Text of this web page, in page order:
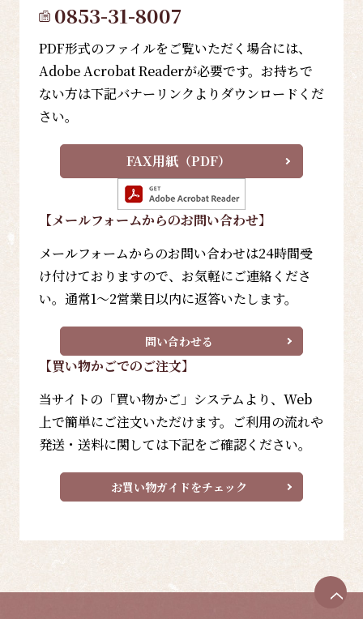
0853-31-8007
PDF形式のファイルをご覧いただく場合には、
Adobe Acrobat Readerが必要です。お持ちで
ない方は下記バナーリンクよりダウンロードくだ
さい。
FAX用紙（PDF）
【メールフォームからのお問い合わせ】
メールフォームからのお問い合わせは24時間受
け付けておりますので、お気軽にご連絡くださ
い。通常1～2営業日以内に返答いたします。
問い合わせる
【買い物かごでのご注文】
当サイトの「買い物かご」システムより、Web
上で簡単にご注文いただけます。ご利用の流れや
発送・送料に関しては下記をご確認ください。
お買い物ガイドをチェック
ペ